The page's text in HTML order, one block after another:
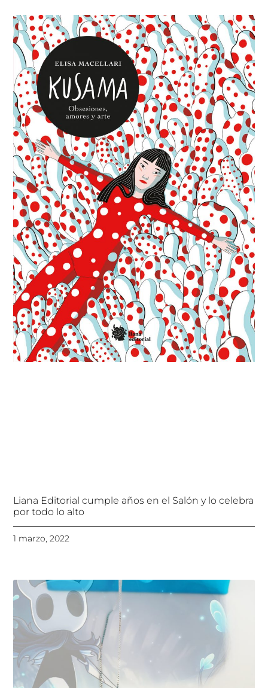
Liana Editorial cumple años en el Salón y lo celebra
por todo lo alto
1 marzo, 2022